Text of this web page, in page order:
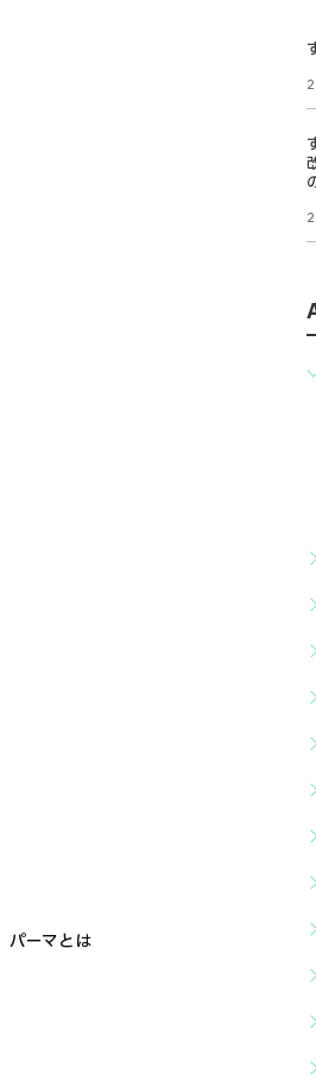
パーマとは